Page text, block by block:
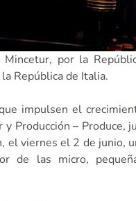
por la
República de Italia.
impulsen el
Producción –
el viernes el 2 de junio,
de las micro,